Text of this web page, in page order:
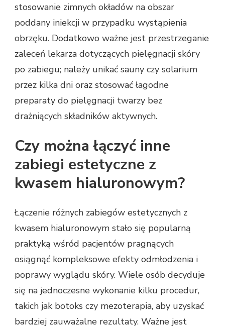
stosowanie zimnych okładów na obszar
poddany iniekcji w przypadku wystąpienia
obrzęku. Dodatkowo ważne jest przestrzeganie
zaleceń lekarza dotyczących pielęgnacji skóry
po zabiegu; należy unikać sauny czy solarium
przez kilka dni oraz stosować łagodne
preparaty do pielęgnacji twarzy bez
drażniących składników aktywnych.
Czy można łączyć inne
zabiegi estetyczne z
kwasem hialuronowym?
Łączenie różnych zabiegów estetycznych z
kwasem hialuronowym stało się popularną
praktyką wśród pacjentów pragnących
osiągnąć kompleksowe efekty odmłodzenia i
poprawy wyglądu skóry. Wiele osób decyduje
się na jednoczesne wykonanie kilku procedur,
takich jak botoks czy mezoterapia, aby uzyskać
bardziej zauważalne rezultaty. Ważne jest